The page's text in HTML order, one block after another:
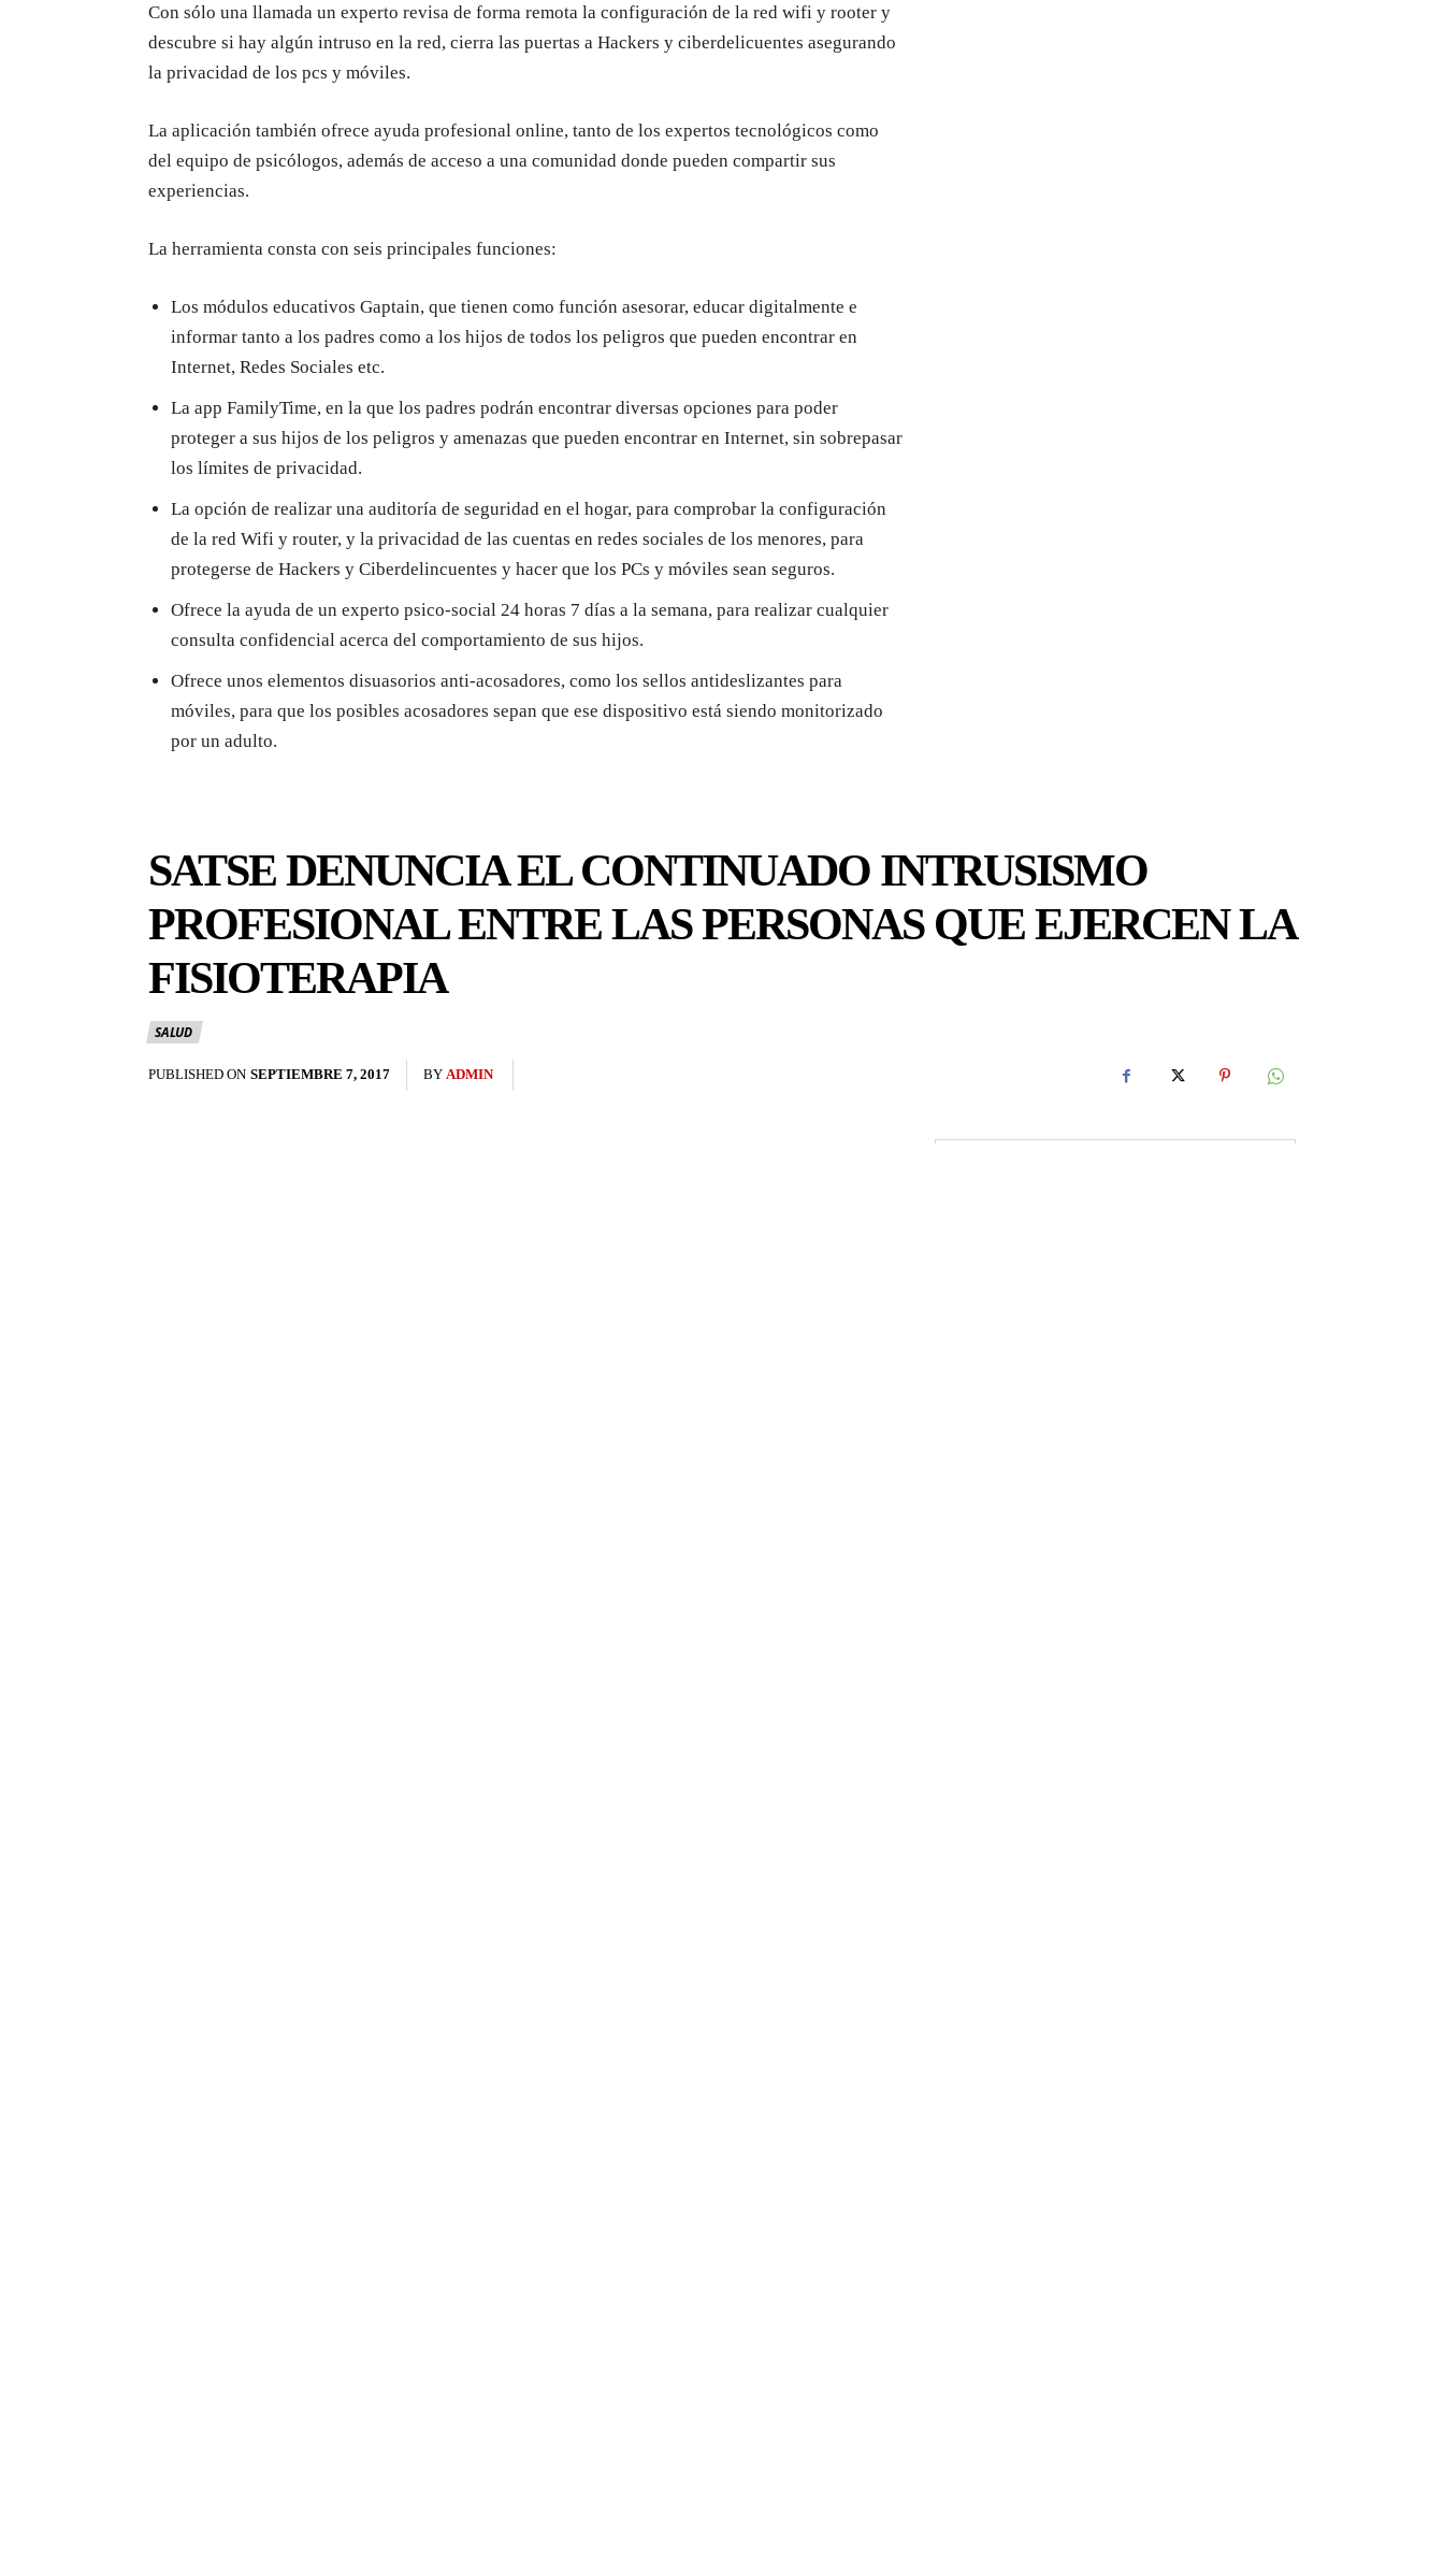
Con sólo una llamada un experto revisa de forma remota la configuración de la red wifi y rooter y
descubre si hay algún intruso en la red, cierra las puertas a Hackers y ciberdelicuentes asegurando
la privacidad de los pcs y móviles.
La aplicación también ofrece ayuda profesional online, tanto de los expertos tecnológicos como
del equipo de psicólogos, además de acceso a una comunidad donde pueden compartir sus
experiencias.
La herramienta consta con seis principales funciones:
Los módulos educativos Gaptain, que tienen como función asesorar, educar digitalmente e
informar tanto a los padres como a los hijos de todos los peligros que pueden encontrar en
Internet, Redes Sociales etc.
La app FamilyTime, en la que los padres podrán encontrar diversas opciones para poder
proteger a sus hijos de los peligros y amenazas que pueden encontrar en Internet, sin sobrepasar
los límites de privacidad.
La opción de realizar una auditoría de seguridad en el hogar, para comprobar la configuración
de la red Wifi y router, y la privacidad de las cuentas en redes sociales de los menores, para
protegerse de Hackers y Ciberdelincuentes y hacer que los PCs y móviles sean seguros.
Ofrece la ayuda de un experto psico-social 24 horas 7 días a la semana, para realizar cualquier
consulta confidencial acerca del comportamiento de sus hijos.
Ofrece unos elementos disuasorios anti-acosadores, como los sellos antideslizantes para
móviles, para que los posibles acosadores sepan que ese dispositivo está siendo monitorizado
por un adulto.